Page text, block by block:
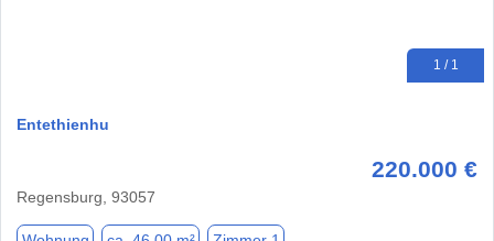
1 / 1
Entethienhu
220.000 €
Regensburg, 93057